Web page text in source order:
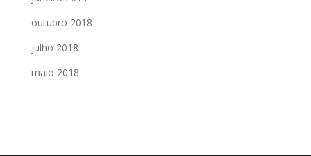
outubro 2018
julho 2018
maio 2018